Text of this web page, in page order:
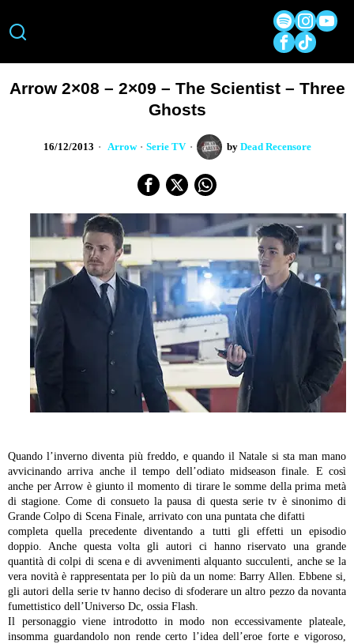
Arrow 2×08 – 2×09 – The Scientist – Three
Ghosts
16/12/2013 Arrow · Serie TV by Dead Recensore
Quando l’inverno diventa più freddo, e quando il Natale si sta man mano
avvicinando arriva anche il tempo dell’odiato midseason finale. E così
anche per Arrow è giunto il momento di tirare le somme della prima metà
di stagione. Come di consueto la pausa di questa serie tv è sinonimo di
Grande Colpo di Scena Finale, arrivato con una puntata che difatti
completa quella precedente diventando a tutti gli effetti un episodio
doppio. Anche questa volta gli autori ci hanno riservato una grande
quantità di colpi di scena e di avvenimenti alquanto succulenti, anche se la
vera novità è rappresentata per lo più da un nome: Barry Allen. Ebbene si,
gli autori della serie tv hanno deciso di sfoderare un altro pezzo da novanta
fumettistico dell’Universo Dc, ossia Flash.
Il personaggio viene introdotto in modo non eccessivamente plateale,
insomma guardandolo non rende certo l’idea dell’eroe forte e vigoroso,